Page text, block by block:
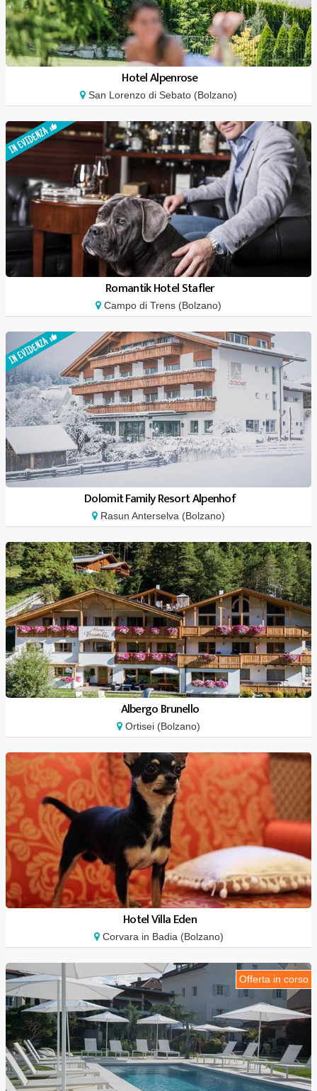
Hotel Alpenrose
San Lorenzo di Sebato (Bolzano)
Romantik Hotel Stafler
Campo di Trens (Bolzano)
Dolomit Family Resort Alpenhof
Rasun Anterselva (Bolzano)
Albergo Brunello
Ortisei (Bolzano)
Hotel Villa Eden
Corvara in Badia (Bolzano)
Offerta in corso